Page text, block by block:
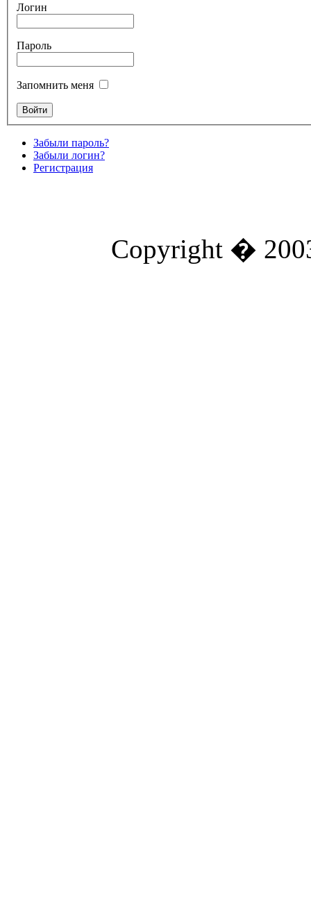
Логин
Пароль
Запомнить меня
Забыли пароль?
Забыли логин?
Регистрация
Copyright �